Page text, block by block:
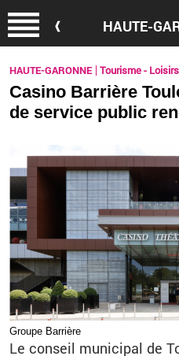
HAUTE-
HAUTE-GARONNE Tourisme - Loisirs
Casino Barrière
de service public
Groupe Bar­rière
Le conseil mu­ni­ci­pal de